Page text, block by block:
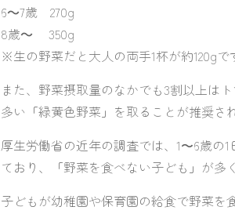
6～7歳 270g
8歳～ 350g
※生の野菜だと大人の両手1杯が約120gで
また、野菜摂取量のなかでも3割以上は
多い「緑黄色野菜」を取ることが推奨さ
厚生労働省の近年の調査では、1〜6歳の
ており、「野菜を食べない子ども」が多
子どもが幼稚園や保育園の給食で野菜を